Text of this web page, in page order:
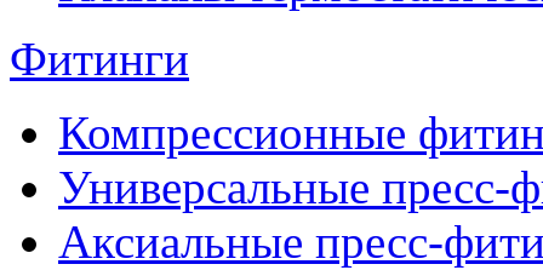
Фитинги
Компрессионные
Универсальные пресс-
Аксиальные пресс-